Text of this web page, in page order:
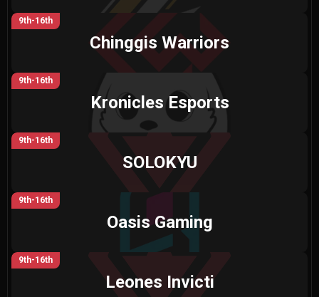
9th-16th
Chinggis Warriors
9th-16th
Kronicles Esports
9th-16th
SOLOKYU
9th-16th
Oasis Gaming
9th-16th
Leones Invicti